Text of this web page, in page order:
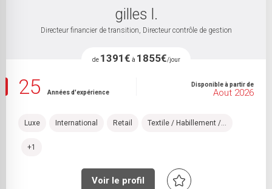
gilles l.
Directeur financier de transition, Directeur contrôle de gestion
de 1391€ à 1855€/jour
25 Années d'expérience
Disponible à partir de
Aout 2026
Luxe International Retail Textile / Habillement /...
+1
Voir le profil